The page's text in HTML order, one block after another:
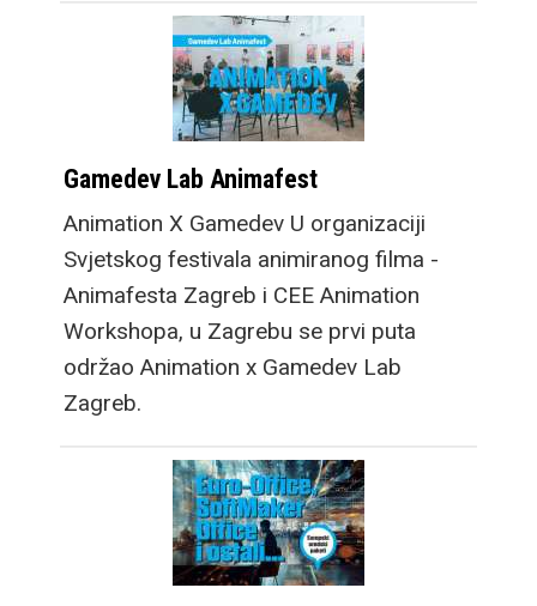
Gamedev Lab Animafest
Animation X Gamedev U organizaciji
Svjetskog festivala animiranog filma -
Animafesta Zagreb i CEE Animation
Workshopa, u Zagrebu se prvi puta
održao Animation x Gamedev Lab
Zagreb.